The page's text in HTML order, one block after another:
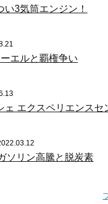
い3気筒エンジン！
エルと覇権争い
ェ エクスペリエンスセ
ソリン高騰と脱炭素